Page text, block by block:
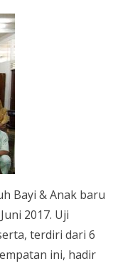
Bayi & Anak baru
2017. Uji
terdiri dari 6
ini, hadir